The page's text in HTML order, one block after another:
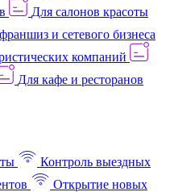
Для салонов красоты
и сетевого бизнеса
компаний
Для кафе и ресторанов
Контроль выездных
Открытие новых